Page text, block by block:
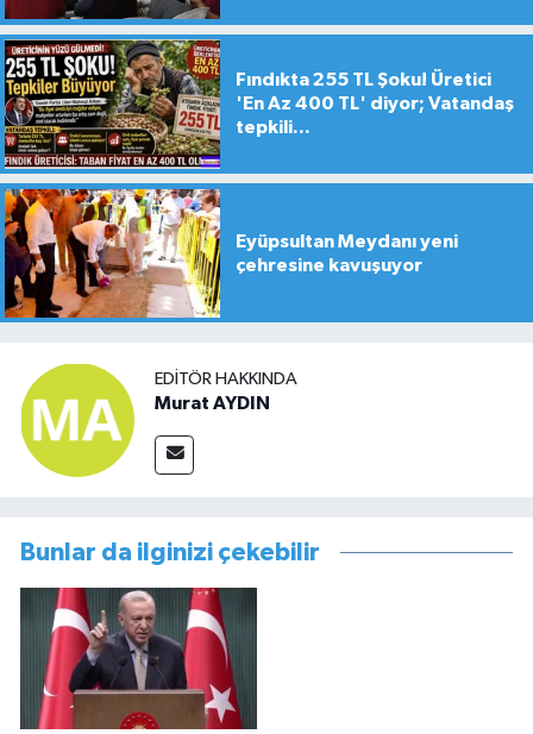
Fındıkta 255 TL Şoku! Üretici
'En Az 400 TL' diyor; Vatandaş
tepkili...
Eyüpsultan Meydanı yeni
çehresine kavuşuyor
EDITÖR HAKKINDA
Murat AYDIN
Bunlar da ilginizi çekebilir